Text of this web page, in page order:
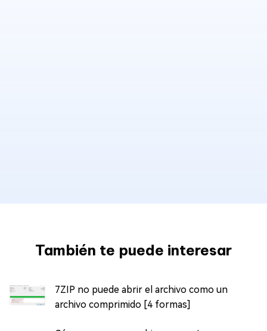
También te puede interesar
7ZIP no puede abrir el archivo como un
archivo comprimido [4 formas]